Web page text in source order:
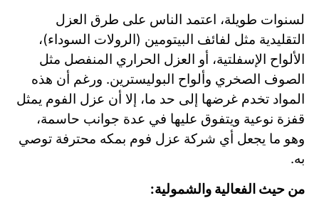
لسنوات طويلة، اعتمد الناس على طرق العزل
التقليدية مثل لفائف البيتومين (الرولات السوداء)،
الألواح الإسفلتية، أو العزل الحراري المنفصل مثل
الصوف الصخري وألواح البوليسترين. ورغم أن هذه
المواد تخدم غرضها إلى حد ما، إلا أن عزل الفوم يمثل
قفزة نوعية ويتفوق عليها في عدة جوانب حاسمة،
وهو ما يجعل أي شركة عزل فوم بمكه محترفة توصي
به.
من حيث الفعالية والشمولية: